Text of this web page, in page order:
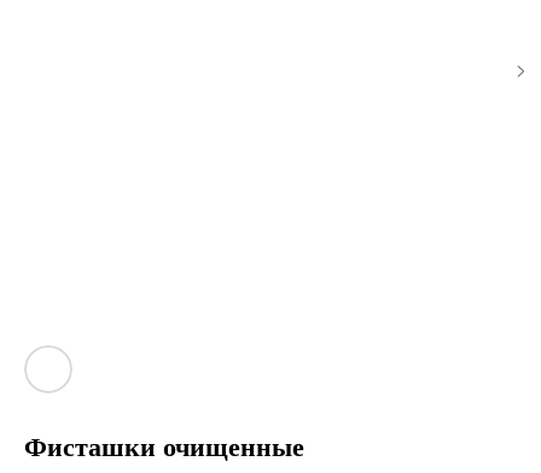
Фисташки очищенные